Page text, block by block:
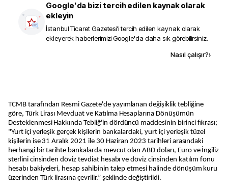
Google'da bizi tercih edilen kaynak olarak
ekleyin
İstanbul Ticaret Gazetesi'i tercih edilen kaynak olarak
ekleyerek haberlerimizi Google'da daha sık görebilirsiniz.
Nasıl çalışır?›
TCMB tarafından Resmi Gazete'de yayımlanan değişiklik tebliğine
göre, Türk Lirası Mevduat ve Katılma Hesaplarına Dönüşümün
Desteklenmesi Hakkında Tebliğ'in dördüncü maddesinin birinci fıkrası;
"Yurt içi yerleşik gerçek kişilerin bankalardaki, yurt içi yerleşik tüzel
kişilerin ise 31 Aralık 2021 ile 30 Haziran 2023 tarihleri arasındaki
herhangi bir tarihte bankalarda mevcut olan ABD doları, Euro ve İngiliz
sterlini cinsinden döviz tevdiat hesabı ve döviz cinsinden katılım fonu
hesabı bakiyeleri, hesap sahibinin talep etmesi halinde dönüşüm kuru
üzerinden Türk lirasına çevrilir.” şeklinde değiştirildi.